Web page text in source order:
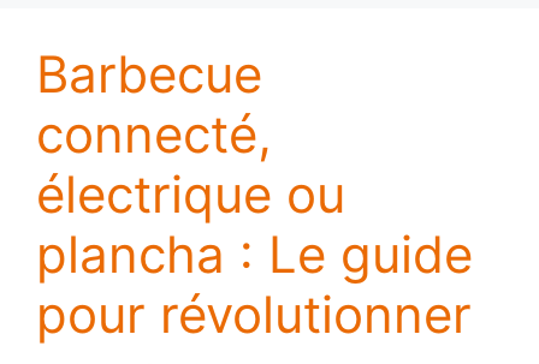
Barbecue
connecté,
électrique ou
plancha : Le guide
pour révolutionner